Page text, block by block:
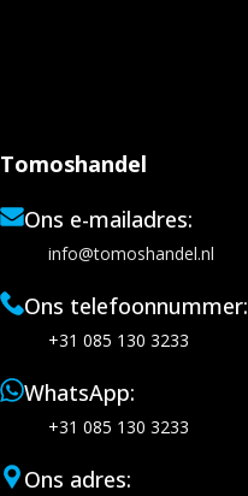
Tomoshandel
Ons e-mailadres:
info@tomoshandel.nl
Ons telefoonnummer:
+31 085 130 3233
WhatsApp:
+31 085 130 3233
Ons adres: